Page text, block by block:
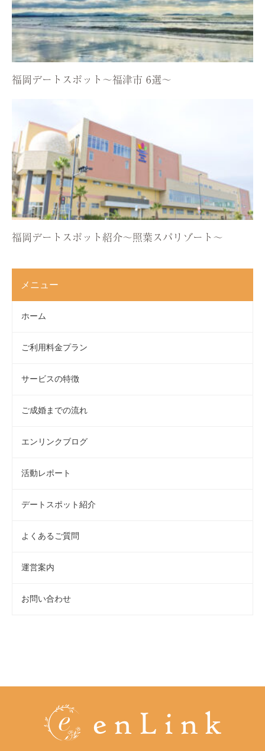
福岡デートスポット〜福津市 6選〜
福岡デートスポット紹介〜照葉スパリゾート〜
メニュー
ホーム
ご利用料金プラン
サービスの特徴
ご成婚までの流れ
エンリンクブログ
活動レポート
デートスポット紹介
よくあるご質問
運営案内
お問い合わせ